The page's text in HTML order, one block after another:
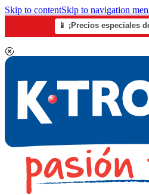
Skip to contentSkip to navigation
📱 ¡Precios especiales